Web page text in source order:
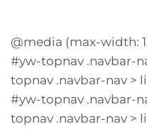
@media (max-width:
#yw-topnav .navbar-
topnav .navbar-nav >
#yw-topnav .navbar-
topnav .navbar-nav >